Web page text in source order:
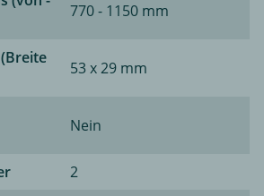
770 - 1150 mm
53 x 29 mm
Nein
2